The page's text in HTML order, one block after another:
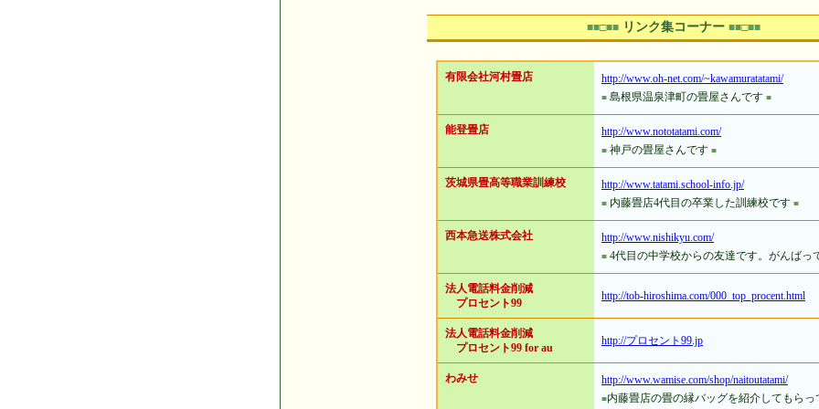
■■□■■ リンク集コーナー ■■□■■
有限会社河村畳店 http://www.oh-net.com/~kawamuratatami/
■ 島根県温泉津町の畳屋さんです ■
能登畳店 http://www.nototatami.com/
■ 神戸の畳屋さんです ■
茨城県畳高等職業訓練校 http://www.tatami.school-info.jp/
■ 内藤畳店4代目の卒業した訓練校です ■
西本急送株式会社 http://www.nishikyu.com/
■ 4代目の中学校からの友達です。がんばっ
法人電話料金削減
プロセント99
http://tob-hiroshima.com/000_top_procent.html
法人電話料金削減
プロセント99 for au
http://プロセント99.jp
わみせ http://www.wamise.com/shop/naitoutatami/
■内藤畳店の畳の縁バッグを紹介してもらっ